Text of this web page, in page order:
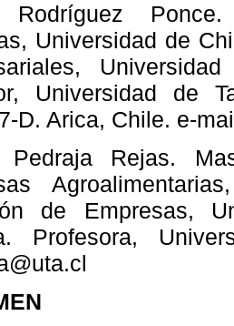
Rodríguez
Universidad de
Universidad de
D. Arica, Chile. e-
Pedraja Rejas.
de Empresas,
Profesora,